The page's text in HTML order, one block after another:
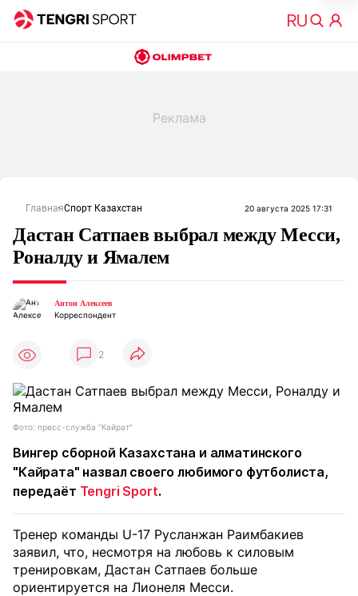
ГлавнаяСпорт Казахстан 20 августа 2025 17:31
Дастан Сатпаев выбрал между Месси,
Роналду и Ямалем
Антон Алексеев
Корреспондент
2
Фото: пресс-служба "Кайрат"
Вингер сборной Казахстана и алматинского
"Кайрата" назвал своего любимого футболиста,
передаёт Tengri Sport.
Тренер команды U-17 Русланжан Раимбакиев
заявил, что, несмотря на любовь к силовым
тренировкам, Дастан Сатпаев больше
ориентируется на Лионеля Месси.